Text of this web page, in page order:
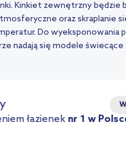
Kinkiet zewnętrzny będzie
oraz skraplanie
Do wyeksponowania
nadają się modele świecące
łazienek nr 1 w